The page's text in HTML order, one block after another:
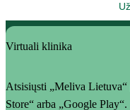
Virtuali klinika
Atsisiųsti „Meliva
Store“ arba „Google Play“.